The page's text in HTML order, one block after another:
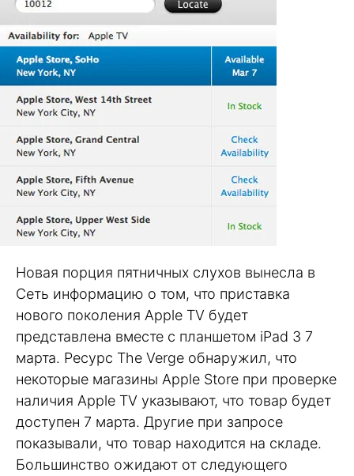
Новая порция пятничных слухов вынесла в
Сеть информацию о том, что приставка
нового поколения Apple TV будет
представлена вместе с планшетом iPad 3 7
марта. Ресурс The Verge обнаружил, что
некоторые магазины Apple Store при проверке
наличия Apple TV указывают, что товар будет
доступен 7 марта. Другие при запросе
показывали, что товар находится на складе.
Большинство ожидают от следующего